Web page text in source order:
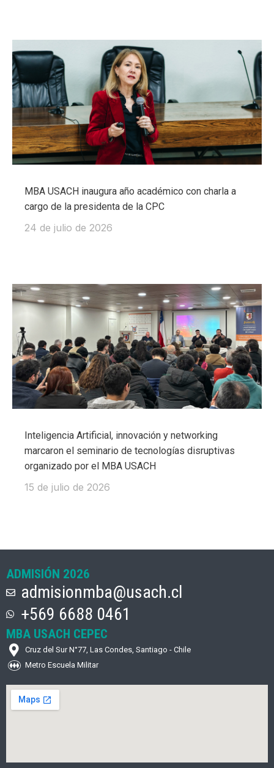
MBA USACH inaugura año académico con charla a
cargo de la presidenta de la CPC
24 de julio de 2026
Inteligencia Artificial, innovación y networking
marcaron el seminario de tecnologías disruptivas
organizado por el MBA USACH
15 de julio de 2026
ADMISIÓN 2026
admisionmba@usach.cl
+569 6688 0461
MBA USACH CEPEC
Cruz del Sur N°77, Las Condes, Santiago - Chile
Metro Escuela Militar